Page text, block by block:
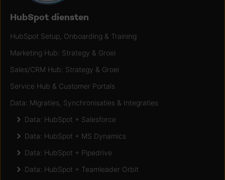
HubSpot diensten
HubSpot Setup, Onboarding & Training
Marketing Hub: Strategy & Groei
Sales/CRM Hub: Strategy & Groei
Service Hub & Customer Portals
Data: Migraties, Synchronisaties & Integraties
Data: HubSpot + Salesforce
Data: HubSpot + MS Dynamics
Data: HubSpot + Pipedrive
Data: HubSpot + Teamleader Orbit